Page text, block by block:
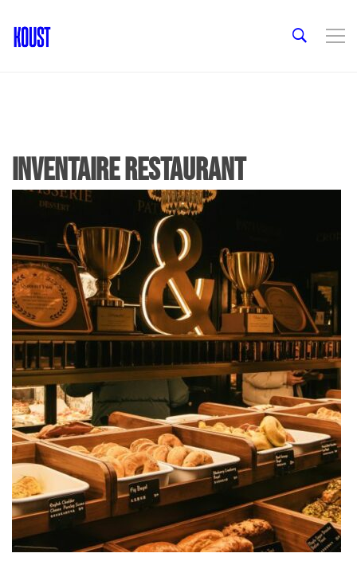
inventaire restaurant